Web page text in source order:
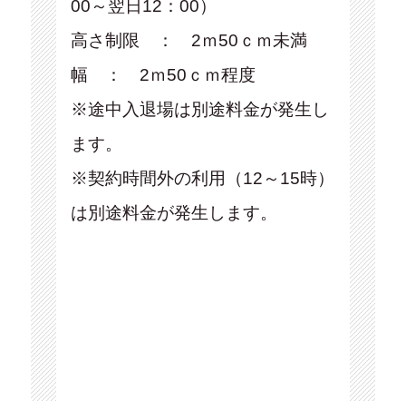
00～翌日12：00）
高さ制限 ： 2ｍ50ｃｍ未満
幅 ： 2ｍ50ｃｍ程度
※途中入退場は別途料金が発生し
ます。
※契約時間外の利用（12～15時）
は別途料金が発生します。